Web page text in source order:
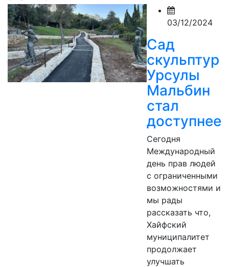
03/12/2024
Сад
скульптур
Урсулы
Мальбин
стал
доступнее
Сегодня
Международный
день прав людей
с ограниченными
возможностями и
мы рады
рассказать что,
Хайфский
муниципалитет
продолжает
улучшать